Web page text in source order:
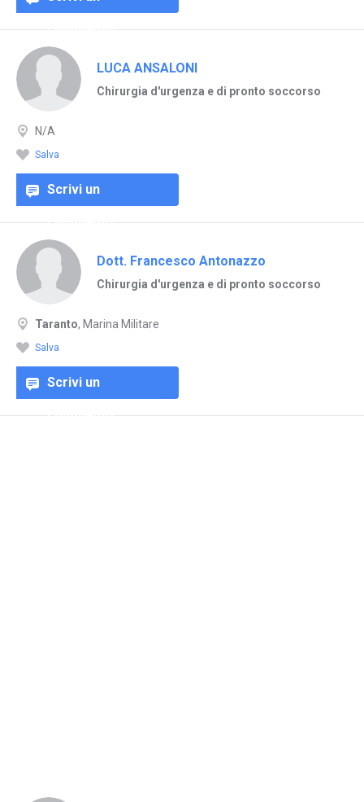
commento
LUCA ANSALONI
Chirurgia d'urgenza e di pronto soccorso
N/A
Salva
Scrivi un
commento
Dott. Francesco Antonazzo
Chirurgia d'urgenza e di pronto soccorso
Taranto, Marina Militare
Salva
Scrivi un
commento